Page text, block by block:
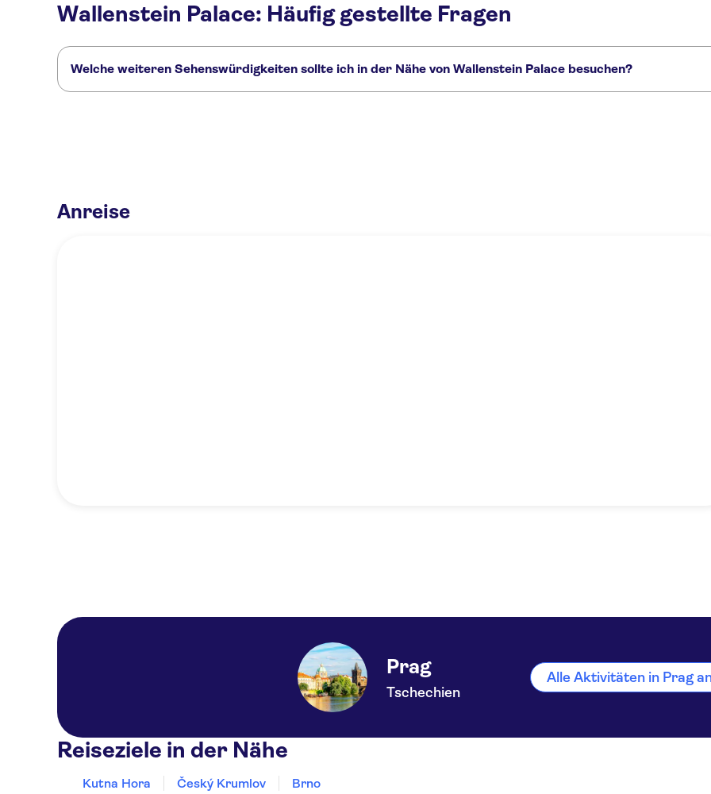
Wallenstein Palace: Häufig gestellte Fragen
Welche weiteren Sehenswürdigkeiten sollte ich in der Nähe von Wallenstein Palace besuchen?
Anreise
Prag
Tschechien
Alle Aktivitäten in Prag
Reiseziele in der Nähe
Kutna Hora Český Krumlov
Brno